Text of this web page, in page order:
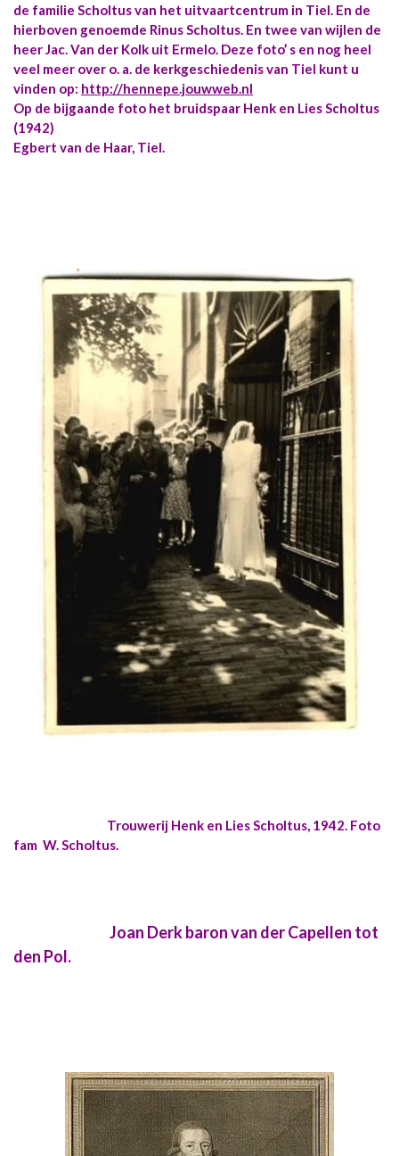
de familie Scholtus van het uitvaartcentrum in Tiel. En de
hierboven genoemde Rinus Scholtus. En twee van wijlen de
heer Jac. Van der Kolk uit Ermelo. Deze foto’ s en nog heel
veel meer over o. a. de kerkgeschiedenis van Tiel kunt u
vinden op: http://hennepe.jouwweb.nl
Op de bijgaande foto het bruidspaar Henk en Lies Scholtus
(1942)
Egbert van de Haar, Tiel.
Trouwerij Henk en Lies Scholtus, 1942. Foto
fam W. Scholtus.
Joan Derk baron van der Capellen tot
den Pol.